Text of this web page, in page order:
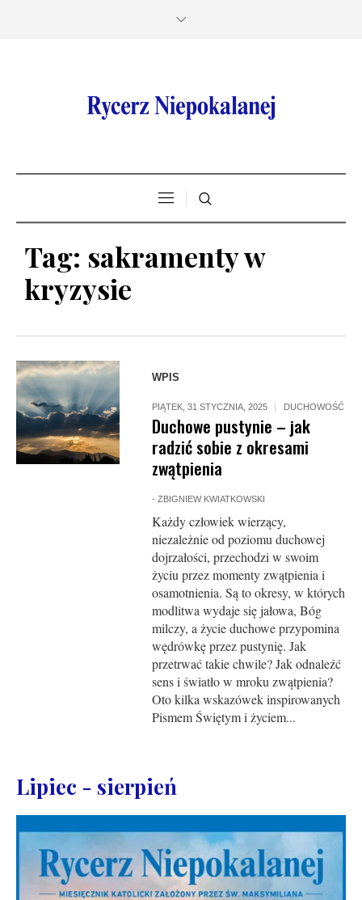
Tag: sakramenty w
kryzysie
WPIS
PIĄTEK, 31 STYCZNIA, 2025 DUCHOWOŚĆ
Duchowe pustynie – jak
radzić sobie z okresami
zwątpienia
-ZBIGNIEW KWIATKOWSKI
Każdy człowiek wierzący,
niezależnie od poziomu duchowej
dojrzałości, przechodzi w swoim
życiu przez momenty zwątpienia i
osamotnienia. Są to okresy, w których
modlitwa wydaje się jałowa, Bóg
milczy, a życie duchowe przypomina
wędrówkę przez pustynię. Jak
przetrwać takie chwile? Jak odnaleźć
sens i światło w mroku zwątpienia?
Oto kilka wskazówek inspirowanych
Pismem Świętym i życiem...
Lipiec - sierpień